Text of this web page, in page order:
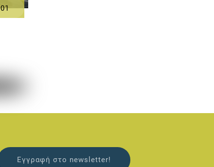
Εγγραφή στο newsletter!